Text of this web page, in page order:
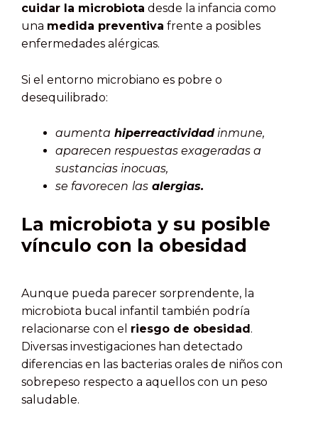
cuidar la microbiota desde la infancia como
una medida preventiva frente a posibles
enfermedades alérgicas.
Si el entorno microbiano es pobre o
desequilibrado:
aumenta hiperreactividadinmune,
aparecen respuestas exageradas a
sustancias inocuas,
se favorecen las alergias.
La microbiota y su posible
vínculo con la obesidad
Aunque pueda parecer sorprendente, la
microbiota bucal infantil también podría
relacionarse con el riesgo de obesidad.
Diversas investigaciones han detectado
diferencias en las bacterias orales de niños con
sobrepeso respecto a aquellos con un peso
saludable.